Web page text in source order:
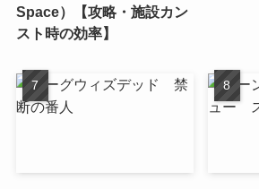
Space）【攻略・施設カン
スト時の効率】